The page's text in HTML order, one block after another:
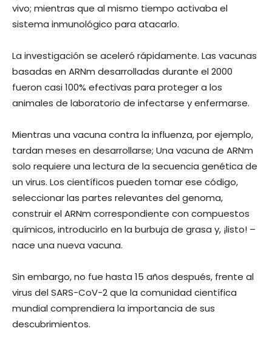
vivo; mientras que al mismo tiempo activaba el
sistema inmunológico para atacarlo.
La investigación se aceleró rápidamente. Las vacunas
basadas en ARNm desarrolladas durante el 2000
fueron casi 100% efectivas para proteger a los
animales de laboratorio de infectarse y enfermarse.
Mientras una vacuna contra la influenza, por ejemplo,
tardan meses en desarrollarse; Una vacuna de ARNm
solo requiere una lectura de la secuencia genética de
un virus. Los científicos pueden tomar ese código,
seleccionar las partes relevantes del genoma,
construir el ARNm correspondiente con compuestos
químicos, introducirlo en la burbuja de grasa y, ¡listo! –
nace una nueva vacuna.
Sin embargo, no fue hasta 15 años después, frente al
virus del SARS-CoV-2 que la comunidad científica
mundial comprendiera la importancia de sus
descubrimientos.